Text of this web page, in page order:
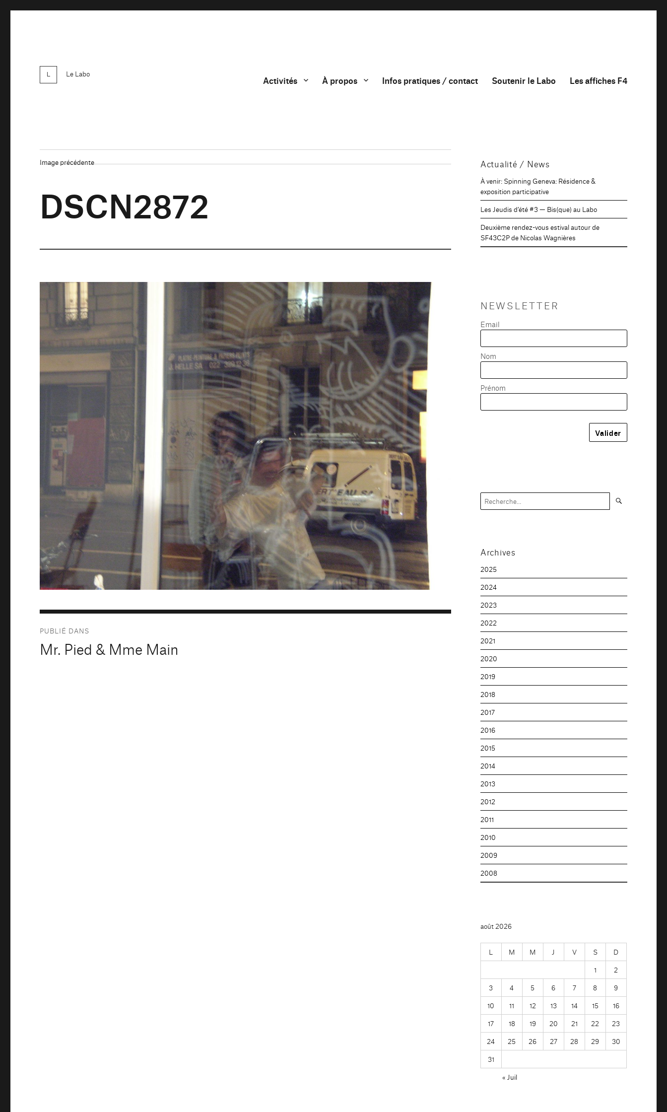
Le Labo
Activités À propos Infos pratiques / contact Soutenir le Labo Les affiches F4
Image précédente
DSCN2872
de
PUBLIÉ DANS
Mr. Pied & Mme Main
Actualité / News
À venir: Spinning Geneva: Résidence &
exposition participative
Les Jeudis d’été #3 — Bis(que) au Labo
Deuxième rendez-vous estival autour de
SF43C2P de Nicolas Wagnières
NEWSLETTER
Email
Nom
Prénom
Recherche
pour :
Archives
2025
2024
2023
2022
2021
2020
2019
2018
2017
2016
2015
2014
2013
2012
2011
2010
2009
2008
août 2026
L M M J V S
D
1
2
3
4 5 6 7 8
9
10
11 12 13 14 15
16
17
18 19 20 21 22
23
24
25 26 27 28 29
30
31
« Juil